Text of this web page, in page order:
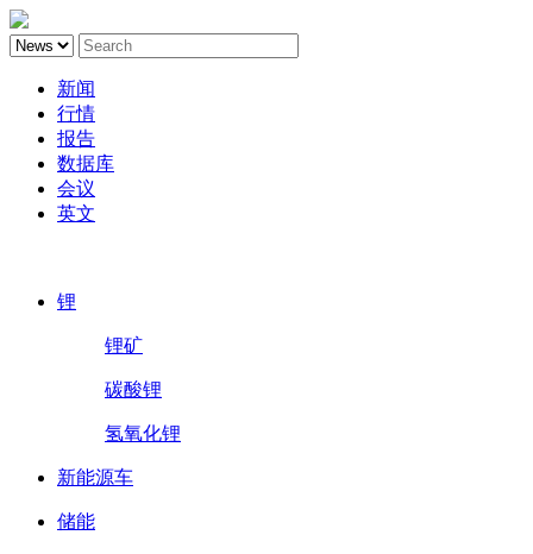
新闻
行情
报告
数据库
会议
英文
锂
锂矿
碳酸锂
氢氧化锂
新能源车
储能